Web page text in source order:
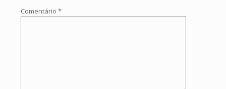
Comentário *